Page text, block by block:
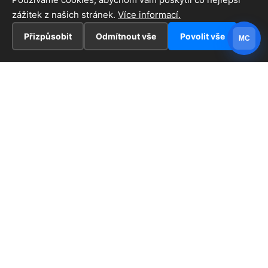
zážitek z našich stránek. Více informací.
Přizpůsobit Odmítnout vše Povolit vše MC